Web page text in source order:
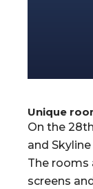
Unique
On the
and
The rooms
screens